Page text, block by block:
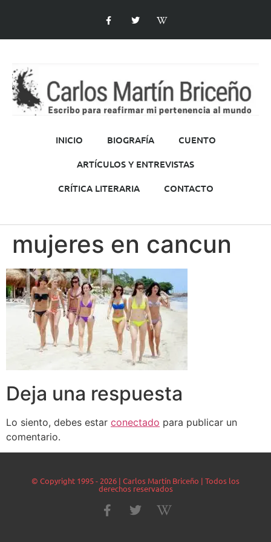
INICIO BIOGRAFÍA
CUENTO
ARTÍCULOS Y ENTREVISTAS
CRÍTICA LITERARIA
CONTACTO
mujeres en cancun
Deja una respuesta
Lo siento, debes estar conectado para publicar un
comentario.
© Copyright 1995 - 2026 | Carlos Martín Briceño | Todos los
derechos reservados